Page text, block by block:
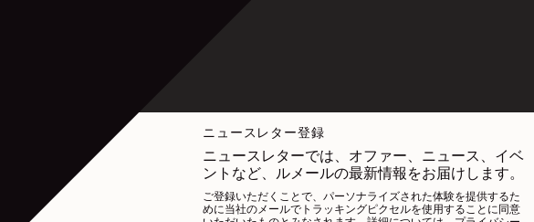
ニュースレター登録
ニュースレターでは、オファー、ニュース、イベ
ントなど、ルメールの最新情報をお届けします。
ご登録いただくことで、パーソナライズされた体験を提供するた
めに当社のメールでトラッキングピクセルを使用することに同意